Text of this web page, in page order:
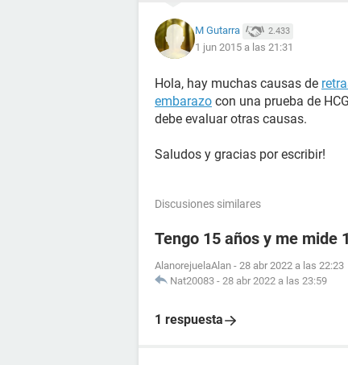
M Gutarra 2.433
1 jun 2015 a las 21:31
Hola, hay muchas causas de
embarazo con una prueba de
debe evaluar otras causas.
Saludos y gracias por escribir!
Discusiones similares
Tengo 15 años y me mide
AlanorejuelaAlan - 28 abr 2022 a las 22:23
Nat20083 - 28 abr 2022 a las 23:59
1 respuesta